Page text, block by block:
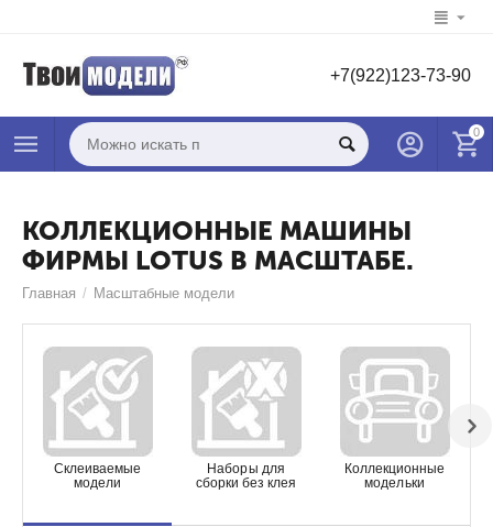
+7(922)123-73-90
0
КОЛЛЕКЦИОННЫЕ МАШИНЫ
ФИРМЫ LOTUS В МАСШТАБЕ.
Главная / Масштабные модели
Склеиваемые
модели
Наборы для
сборки без клея
Коллекционные
модельки